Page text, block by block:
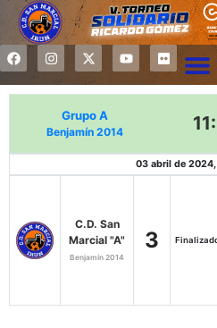
Grupo A
Benjamín 2014
03 abril de
C.D. San
Marcial "A"
Benjamín 2014
3